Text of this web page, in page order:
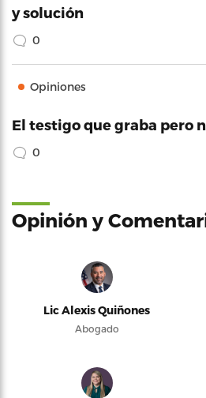
y solución
0
Opiniones
El testigo que graba pero
0
Opinión y
Lic Alexis Quiñones
Abogado